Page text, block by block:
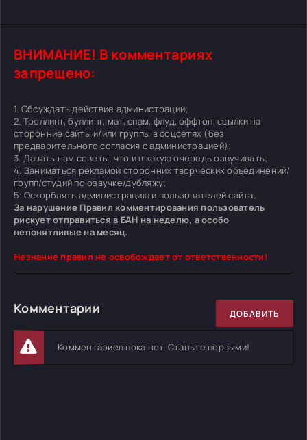
ВНИМАНИЕ! В комментариях
запрещено:
1. Обсуждать действие администрации;
2. Троллинг, буллинг, мат, спам, флуд, оффтоп, ссылки на
сторонние сайты и/или группы в соцсетях (без
предварительного согласия с администрацией);
3. Давать нам советы, что и в какую очередь озвучивать;
4. Заниматься рекламой сторонних творческих объединений/
групп/студий по озвучке/дубляжу;
5. Оскорблять администрацию и пользователей сайта;
За нарушение Правил комментирования пользователь
рискует отправиться в БАН на неделю, а особо
непонятливые на месяц.
Незнание правил не освобождает от ответственности!
Комментарии ДОБАВИТЬ
Комментариев пока нет. Станьте первыми!